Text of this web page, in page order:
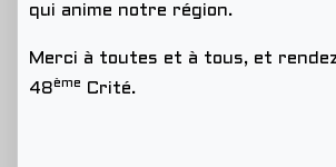
qui anime notre région.
Merci à toutes et à tous, et
48ème Crité.